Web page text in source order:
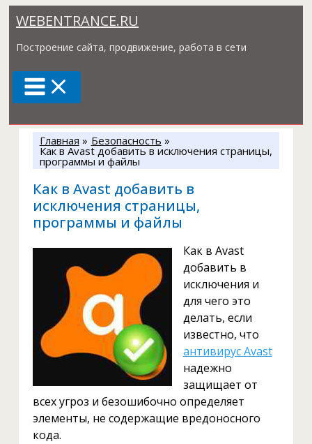
Перейти
содержимому
WEBENTRANCE.RU
Построение сайта, продвижение, работа в сети
Главная Безопасность
Как в Avast добавить в исключения страницы,
программы и файлы
Как в Avast добавить в
исключения страницы,
программы и файлы
Как в Avast
добавить в
исключения и
для чего это
делать, если
известно, что
антивирус Avast
надежно
защищает от
всех угроз и безошибочно определяет
элементы, не содержащие вредоносного
кода.